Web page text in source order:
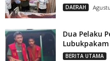
DAERAH
Dua Pelaku
BERITA UTAMA